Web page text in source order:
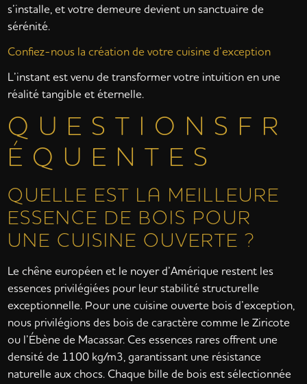
s’installe, et votre demeure devient un sanctuaire de
sérénité.
Confiez-nous la création de votre cuisine d’exception
L’instant est venu de transformer votre intuition en une
réalité tangible et éternelle.
Q U E S T I O N S F R
É Q U E N T E S
QUELLE EST LA MEILLEURE
ESSENCE DE BOIS POUR
UNE CUISINE OUVERTE ?
Le chêne européen et le noyer d’Amérique restent les
essences privilégiées pour leur stabilité structurelle
exceptionnelle. Pour une cuisine ouverte bois d’exception,
nous privilégions des bois de caractère comme le Ziricote
ou l’Ébène de Macassar. Ces essences rares offrent une
densité de 1100 kg/m3, garantissant une résistance
naturelle aux chocs. Chaque bille de bois est sélectionnée